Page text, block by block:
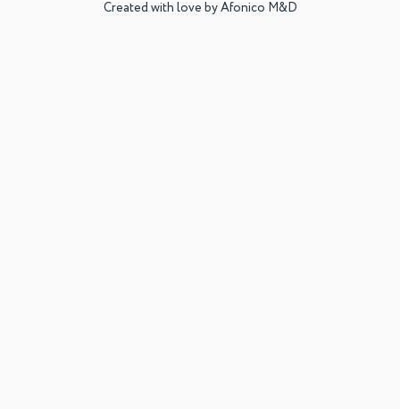
Created with love byAfonico M&D